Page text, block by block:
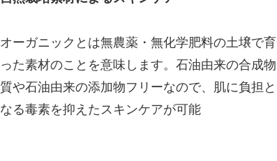
オーガニックとは無農薬・無化学肥料の土壌で育
った素材のことを意味します。石油由来の合成物
質や石油由来の添加物フリーなので、肌に負担と
なる毒素を抑えたスキンケアが可能